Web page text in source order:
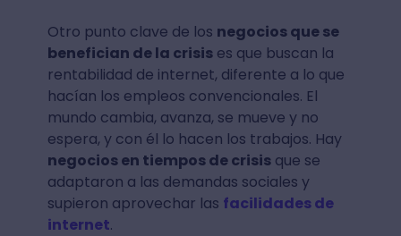
Otro punto clave de los negocios que se
benefician de la crisises que buscan la
rentabilidad de internet, diferente a lo que
hacían los empleos convencionales. El
mundo cambia, avanza, se mueve y no
espera, y con él lo hacen los trabajos. Hay
negocios en tiempos de crisisque se
adaptaron a las demandas sociales y
supieron aprovechar las facilidades de
internet.